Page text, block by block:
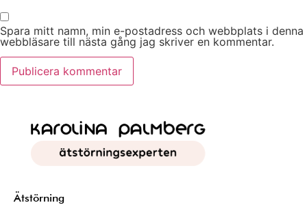
Spara mitt namn, min e-postadress och webbplats i denna
webbläsare till nästa gång jag skriver en kommentar.
Ätstörning